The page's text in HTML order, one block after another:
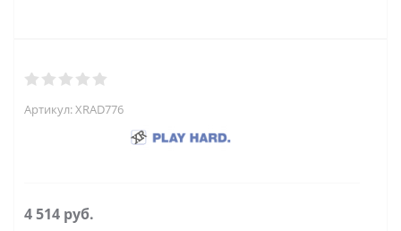
Артикул:XRAD776
4 514 руб.